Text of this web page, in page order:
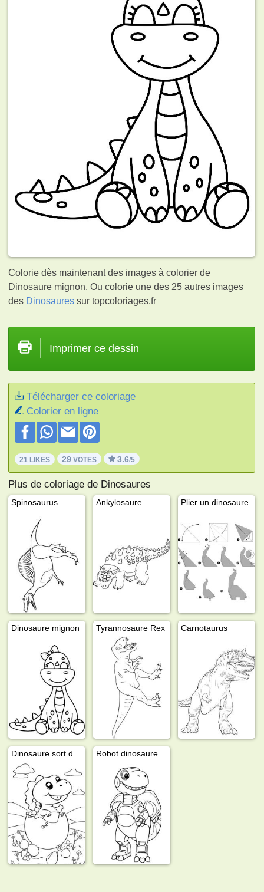
Colorie dès maintenant des images à colorier de
Dinosaure mignon. Ou colorie une des 25 autres images
des Dinosaures sur topcoloriages.fr
Imprimer ce dessin
Télécharger ce coloriage
Colorier en ligne
21 LIKES 29 VOTES 3.6/5
Plus de coloriage de Dinosaures
Spinosaurus Ankylosaure Plier un dinosaure
Dinosaure mignon Tyrannosaure Rex Carnotaurus
Robot dinosaure